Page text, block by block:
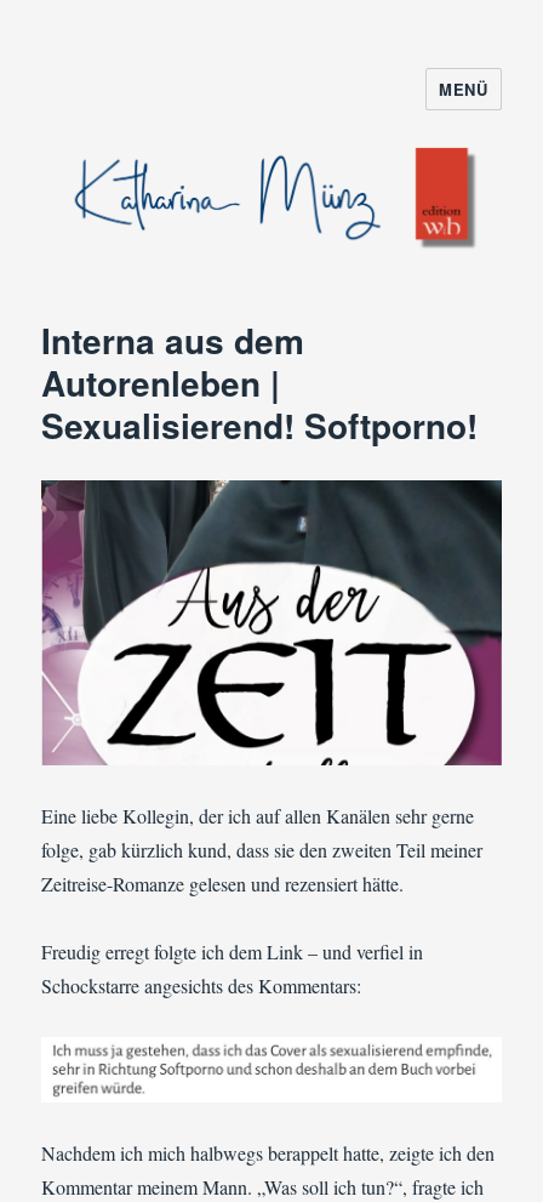
MENÜ
Interna aus dem
Autorenleben |
Sexualisierend! Softporno!
Eine liebe Kollegin, der ich auf allen Kanälen sehr gerne
folge, gab kürzlich kund, dass sie den zweiten Teil meiner
Zeitreise-Romanze gelesen und rezensiert hätte.
Freudig erregt folgte ich dem Link – und verfiel in
Schockstarre angesichts des Kommentars:
Nachdem ich mich halbwegs berappelt hatte, zeigte ich den
Kommentar meinem Mann. „Was soll ich tun?“, fragte ich